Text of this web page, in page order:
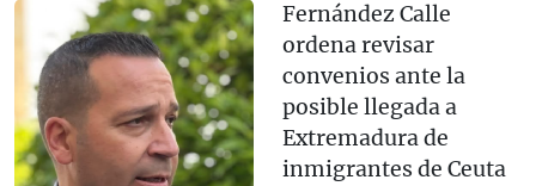
Fernández Calle
ordena revisar
convenios ante la
posible llegada a
Extremadura de
inmigrantes de Ceuta